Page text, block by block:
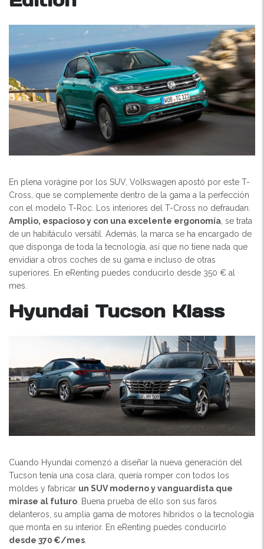
En plena vorágine por los SUV, Volkswagen apostó por este T-
Cross, que se complemente dentro de la gama a la perfección
con el modelo T-Roc. Los interiores del T-Cross no defraudan.
Amplio, espacioso y con una excelente ergonomía, se trata
de un habitáculo versátil. Además, la marca se ha encargado de
que disponga de toda la tecnología, así que no tiene nada que
envidiar a otros coches de su gama e incluso de otras
superiores. En eRenting puedes conducirlo desde 350 € al
mes.
Hyundai Tucson Klass
Cuando Hyundai comenzó a diseñar la nueva generación del
Tucson tenía una cosa clara, quería romper con todos los
moldes y fabricar un SUV moderno y vanguardista que
mirase al futuro . Buena prueba de ello son sus faros
delanteros, su amplia gama de motores híbridos o la tecnología
que monta en su interior. En eRenting puedes conducirlo
desde 370 €/mes